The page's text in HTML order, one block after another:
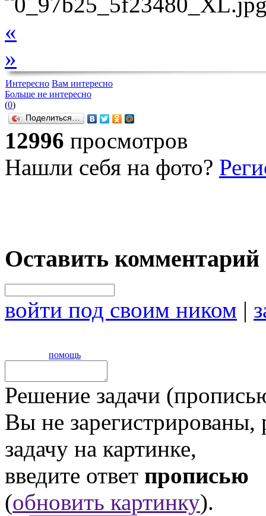
«
»
Интересно Вам интересно
Больше не интересно
(0)
Поделиться…
12996 просмотров
Нашли себя на фото?
Оставить комментарий
войти под своим ником |
помощь
Решение задачи
Вы не
задачу на картинке,
введите ответ прописью
(обновить картинку).